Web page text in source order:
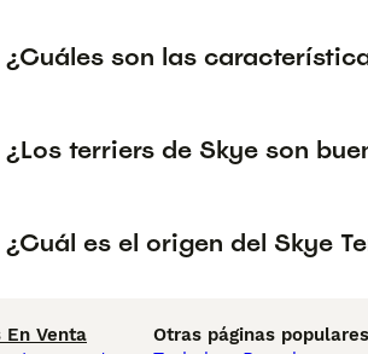
¿Cuáles son las
¿Los terriers de Skye son
¿Cuál es el origen del Skye
En Venta
Otras páginas populares